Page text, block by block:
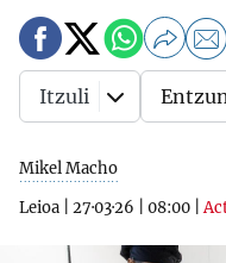
Mikel Macho
Leioa
27·03·26 08:00 |
Itzuli